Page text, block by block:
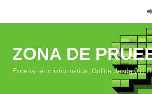
ZONA DE
Escena retro informática. Online desde